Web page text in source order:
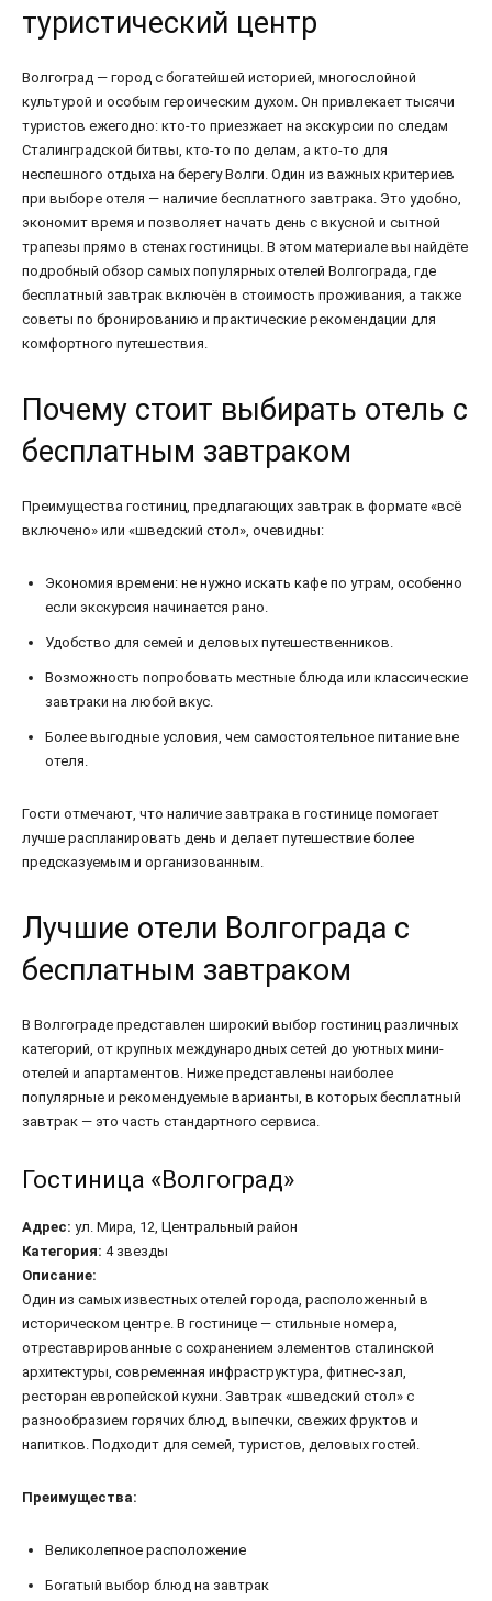
туристический центр
Волгоград — город с богатейшей историей, многослойной
культурой и особым героическим духом. Он привлекает тысячи
туристов ежегодно: кто-то приезжает на экскурсии по следам
Сталинградской битвы, кто-то по делам, а кто-то для
неспешного отдыха на берегу Волги. Один из важных критериев
при выборе отеля — наличие бесплатного завтрака. Это удобно,
экономит время и позволяет начать день с вкусной и сытной
трапезы прямо в стенах гостиницы. В этом материале вы найдёте
подробный обзор самых популярных отелей Волгограда, где
бесплатный завтрак включён в стоимость проживания, а также
советы по бронированию и практические рекомендации для
комфортного путешествия.
Почему стоит выбирать отель с
бесплатным завтраком
Преимущества гостиниц, предлагающих завтрак в формате «всё
включено» или «шведский стол», очевидны:
Экономия времени: не нужно искать кафе по утрам, особенно
если экскурсия начинается рано.
Удобство для семей и деловых путешественников.
Возможность попробовать местные блюда или классические
завтраки на любой вкус.
Более выгодные условия, чем самостоятельное питание вне
отеля.
Гости отмечают, что наличие завтрака в гостинице помогает
лучше распланировать день и делает путешествие более
предсказуемым и организованным.
Лучшие отели Волгограда с
бесплатным завтраком
В Волгограде представлен широкий выбор гостиниц различных
категорий, от крупных международных сетей до уютных мини-
отелей и апартаментов. Ниже представлены наиболее
популярные и рекомендуемые варианты, в которых бесплатный
завтрак — это часть стандартного сервиса.
Гостиница «Волгоград»
Адрес: ул. Мира, 12, Центральный район
Категория: 4 звезды
Описание:
Один из самых известных отелей города, расположенный в
историческом центре. В гостинице — стильные номера,
отреставрированные с сохранением элементов сталинской
архитектуры, современная инфраструктура, фитнес-зал,
ресторан европейской кухни. Завтрак «шведский стол» с
разнообразием горячих блюд, выпечки, свежих фруктов и
напитков. Подходит для семей, туристов, деловых гостей.
Преимущества:
Великолепное расположение
Богатый выбор блюд на завтрак